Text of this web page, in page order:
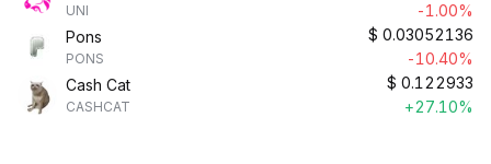
UNI
-1.00%
Pons
PONS
$ 0.03052136
-10.40%
Cash Cat
CASHCAT
$ 0.122933
+27.10%